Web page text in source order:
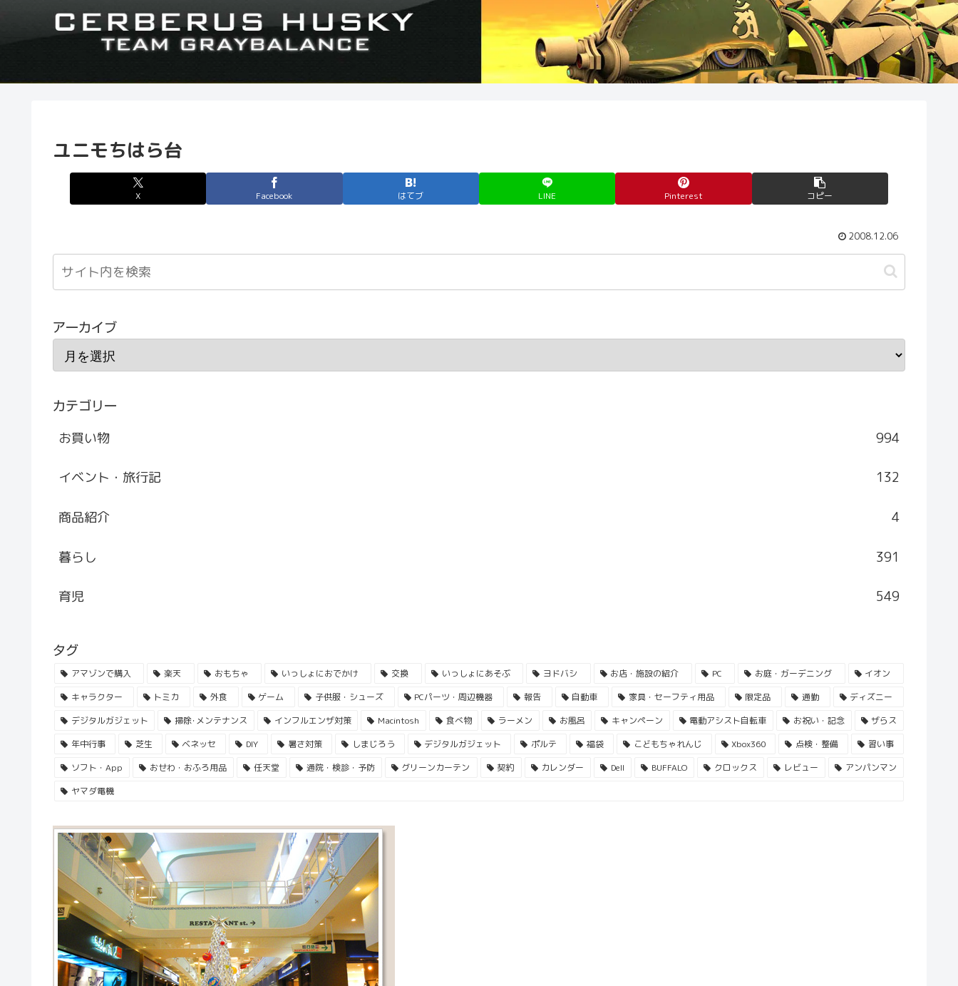
ユニモちはら台
X Facebook はてブ LINE Pinterest コピー
2008.12.06
アーカイブ
カテゴリー
お買い物 994
イベント・旅行記 132
商品紹介 4
暮らし 391
育児 549
タグ
アマゾンで購入 楽天 おもちゃ いっしょにおでかけ 交換 いっしょにあそぶ ヨドバシ お店・施設の紹介 PC お庭・ガーデニング
イオン
キャラクター
トミカ 外食 ゲーム 子供服・シューズ PCパーツ・周辺機器 報告 自動車 家具・セーフティ用品 限定品 通勤
ディズニー
デジタルガジェット
掃除･メンテナンス インフルエンザ対策 Macintosh 食べ物 ラーメン お風呂 キャンペーン 電動アシスト自転車 お祝い・記念
ザらス
年中行事
芝生 ベネッセ DIY 暑さ対策 しまじろう デジタルガジェット ポルテ 福袋 こどもちゃれんじ Xbox360 点検・整備
習い事
ソフト・App
おせわ・おふろ用品 任天堂 通院・検診・予防 グリーンカーテン 契約 カレンダー Dell BUFFALO クロックス レビュー
アンパンマン
ヤマダ電機